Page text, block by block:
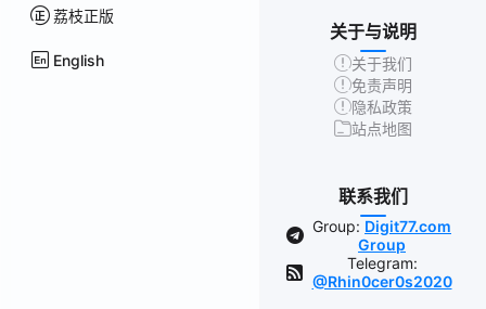
荔枝正版
English
关于与说明
关于我们
免责声明
隐私政策
站点地图
联系我们
Group: Digit77.com
Group
Telegram:
@Rhin0cer0s2020